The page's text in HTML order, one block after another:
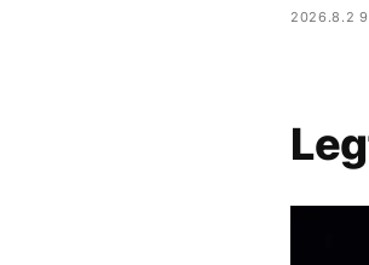
2026.8.2